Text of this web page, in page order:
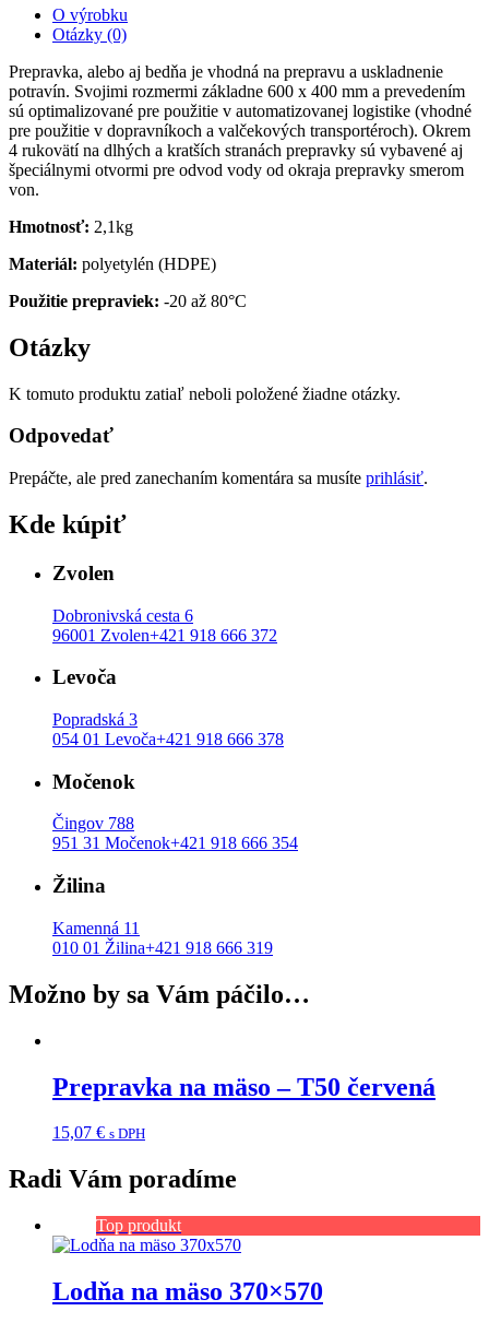
O výrobku
Otázky (0)
Prepravka, alebo aj bedňa je vhodná na prepravu a uskladnenie
potravín. Svojimi rozmermi základne 600 x 400 mm a prevedením
sú optimalizované pre použitie v automatizovanej logistike (vhodné
pre použitie v dopravníkoch a valčekových transportéroch). Okrem
4 rukovätí na dlhých a kratších stranách prepravky sú vybavené aj
špeciálnymi otvormi pre odvod vody od okraja prepravky smerom
von.
Hmotnosť: 2,1kg
Materiál: polyetylén (HDPE)
Použitie prepraviek: -20 až 80°C
Otázky
K tomuto produktu zatiaľ neboli položené žiadne otázky.
Odpovedať
Prepáčte, ale pred zanechaním komentára sa musíte prihlásiť.
Kde kúpiť
Zvolen
Dobronivská cesta 6
96001 Zvolen+421 918 666 372
Levoča
Popradská 3
054 01 Levoča+421 918 666 378
Močenok
Čingov 788
951 31 Močenok+421 918 666 354
Žilina
Kamenná 11
010 01 Žilina+421 918 666 319
Možno by sa Vám páčilo…
Prepravka na mäso – T50 červená
15,07 € s DPH
Radi Vám poradíme
Top produkt
Lodňa na mäso 370×570